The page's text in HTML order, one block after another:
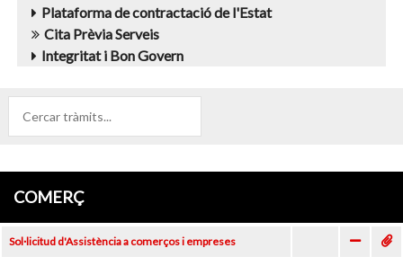
Plataforma de contractació de l'Estat
Cita Prèvia Serveis
Integritat i Bon Govern
COMERÇ
Sol·licitud d'Assistència a comerços i empreses